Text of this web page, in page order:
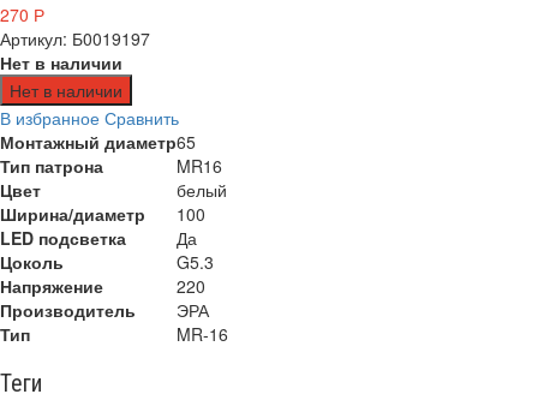
270 Р
Артикул: Б0019197
Нет в наличии
Нет в наличии
В избранное Сравнить
Монтажный диаметр65
Тип патрона
MR16
Цвет
белый
Ширина/диаметр
100
LED подсветка
Да
Цоколь
G5.3
Напряжение
220
Производитель
ЭРА
Тип
MR-16
Теги